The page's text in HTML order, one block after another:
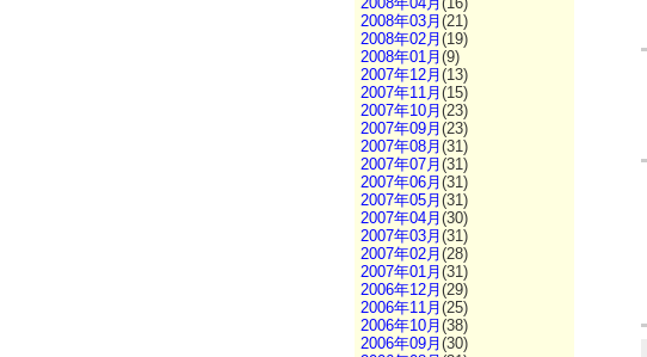
2008年03月 (21)
2008年02月 (19)
2008年01月 (9)
2007年12月 (13)
2007年11月 (15)
2007年10月 (23)
2007年09月 (23)
2007年08月 (31)
2007年07月 (31)
2007年06月 (31)
2007年05月 (31)
2007年04月 (30)
2007年03月 (31)
2007年02月 (28)
2007年01月 (31)
2006年12月 (29)
2006年11月 (25)
2006年10月 (38)
2006年09月 (30)